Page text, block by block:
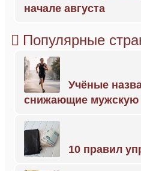
начале августа
Популярные
Учёные
снижающие мужскую
10 правил